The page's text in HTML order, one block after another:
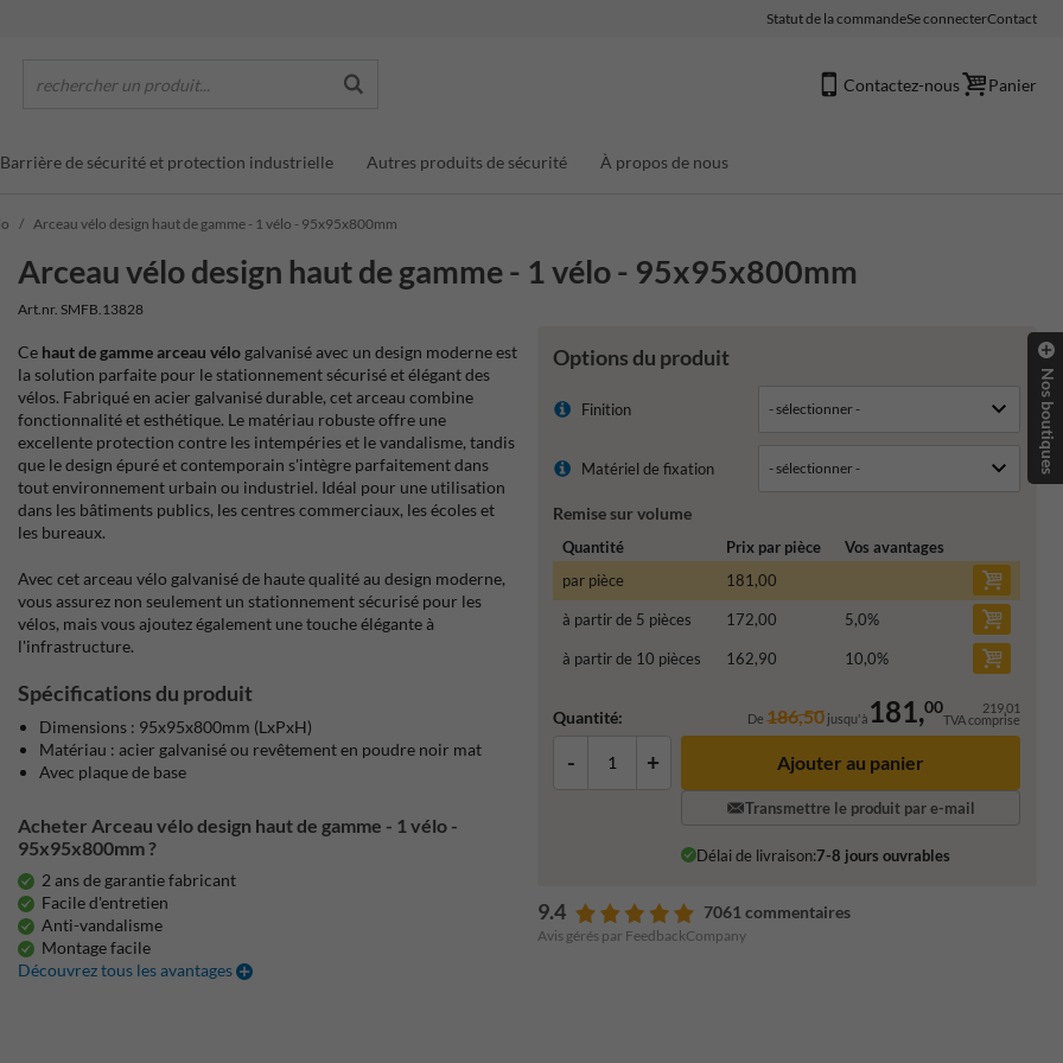
Statut de la commandeSe connecterContact
rechercher un produit... Contactez-nous Panier
Barrière de sécurité et protection industrielle Autres produits de sécurité À propos de nous
Arceau vélo design haut de gamme - 1 vélo - 95x95x800mm
Arceau vélo design haut de gamme - 1 vélo - 95x95x800mm
Art.nr. SMFB.13828
Options du produit
Finition
Matériel de fixation
Remise sur volume
Quantité Prix par pièce
Vos avantages
par pièce
181,00
à partir de 5 pièces 172,00 5,0%
à partir de 10 pièces 162,90 10,0%
Quantité: De186,50 jusqu'à 181,00 219,01
TVA comprise
- + Ajouter au panier
Transmettre le produit par e-mail
Délai de livraison:7-8 jours ouvrables
9.4 7061 commentaires
Avis gérés par FeedbackCompany
Ce haut de gamme arceau vélo galvanisé avec un design moderne est
la solution parfaite pour le stationnement sécurisé et élégant des
vélos. Fabriqué en acier galvanisé durable, cet arceau combine
fonctionnalité et esthétique. Le matériau robuste offre une
excellente protection contre les intempéries et le vandalisme, tandis
que le design épuré et contemporain s'intègre parfaitement dans
tout environnement urbain ou industriel. Idéal pour une utilisation
dans les bâtiments publics, les centres commerciaux, les écoles et
les bureaux.
Avec cet arceau vélo galvanisé de haute qualité au design moderne,
vous assurez non seulement un stationnement sécurisé pour les
vélos, mais vous ajoutez également une touche élégante à
l'infrastructure.
Spécifications du produit
Dimensions : 95x95x800mm (LxPxH)
Matériau : acier galvanisé ou revêtement en poudre noir mat
Avec plaque de base
Acheter Arceau vélo design haut de gamme - 1 vélo -
95x95x800mm ?
2 ans de garantie fabricant
Facile d'entretien
Anti-vandalisme
Montage facile
Découvrez tous les avantages
Nos boutiques